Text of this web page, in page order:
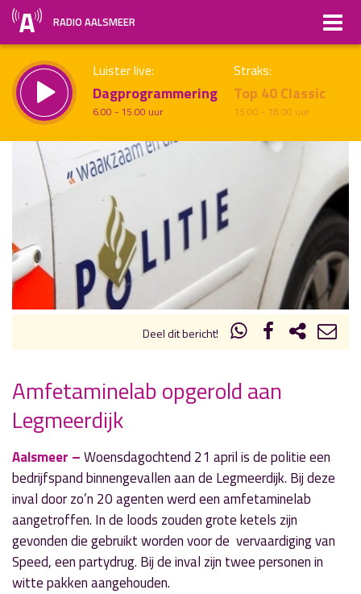
RADIO AALSMEER
Luister live:
Dagprogrammering
6.00 - 15.00 uur
Straks:
Top 40 Classic
15.00 - 18.00 uur
Vorig uur uur 1 van x Volgend uur
Inklappen
Deel dit bericht!
« Vorig nieuwsbericht
Extra aanpassingen viaduct Hornweg werken
21 april 2021
» Volgend nieuwsbericht
Werkzaamheden en afsluiting Burgemeester
Kasteleinweg
21 april 2021
Amfetaminelab opgerold aan
Legmeerdijk
Aalsmeer –Woensdagochtend 21 april is de politie een
bedrijfspand binnengevallen aan de Legmeerdijk. Bij deze
inval door zo’n 20 agenten werd een amfetaminelab
aangetroffen. In de loods zouden grote ketels zijn
gevonden die gebruikt worden voor de vervaardiging van
Speed, een partydrug. Bij de inval zijn twee personen in
witte pakken aangehouden.